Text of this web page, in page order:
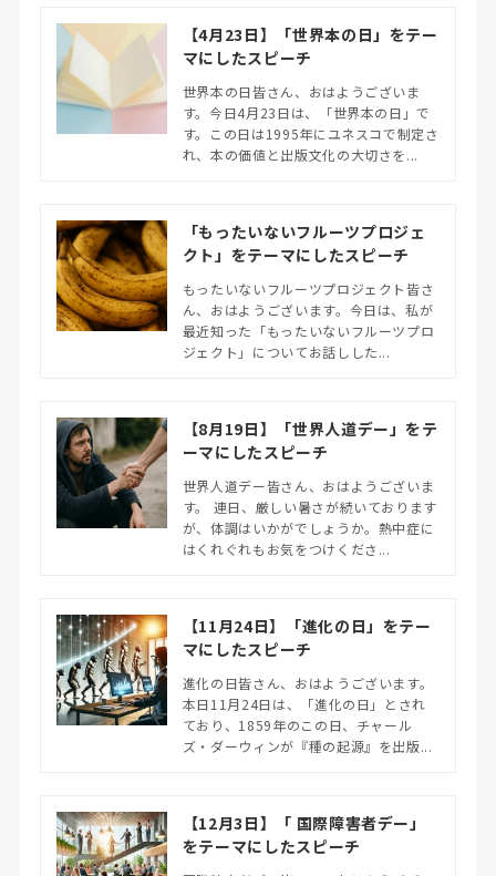
【4月23日】「世界本の日」をテー
マにしたスピーチ
世界本の日皆さん、おはようございま
す。今日4月23日は、「世界本の日」で
す。この日は1995年にユネスコで制定さ
れ、本の価値と出版文化の大切さを...
「もったいないフルーツプロジェ
クト」をテーマにしたスピーチ
もったいないフルーツプロジェクト皆さ
ん、おはようございます。今日は、私が
最近知った「もったいないフルーツプロ
ジェクト」についてお話しした...
【8月19日】「世界人道デー」をテ
ーマにしたスピーチ
世界人道デー皆さん、おはようございま
す。 連日、厳しい暑さが続いております
が、体調はいかがでしょうか。熱中症に
はくれぐれもお気をつけくださ...
【11月24日】「進化の日」をテー
マにしたスピーチ
進化の日皆さん、おはようございます。
本日11月24日は、「進化の日」とされ
ており、1859年のこの日、チャール
ズ・ダーウィンが『種の起源』を出版...
【12月3日】「 国際障害者デー」
をテーマにしたスピーチ